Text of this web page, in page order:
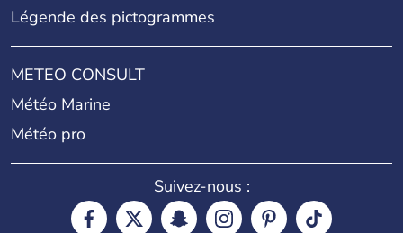
Légende des pictogrammes
METEO CONSULT
Météo Marine
Météo pro
Suivez-nous :